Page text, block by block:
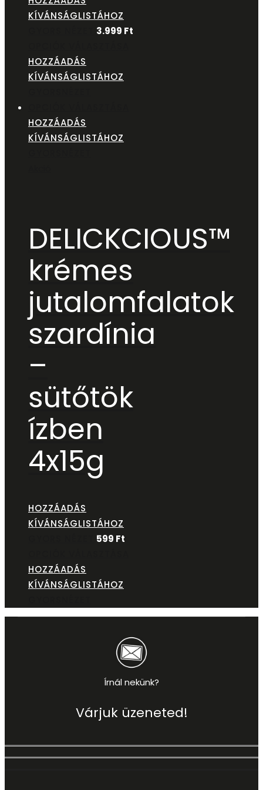
KÍVÁNSÁGLISTÁHOZ
3.999 Ft
HOZZÁADÁS
KÍVÁNSÁGLISTÁHOZ
HOZZÁADÁS
KÍVÁNSÁGLISTÁHOZ
DELICKCIOUS™
krémes
jutalomfalatok
szardínia
–
sütőtök
ízben
4x15g
HOZZÁADÁS
KÍVÁNSÁGLISTÁHOZ
599 Ft
HOZZÁADÁS
KÍVÁNSÁGLISTÁHOZ
Írnál nekünk?
Várjuk üzeneted!